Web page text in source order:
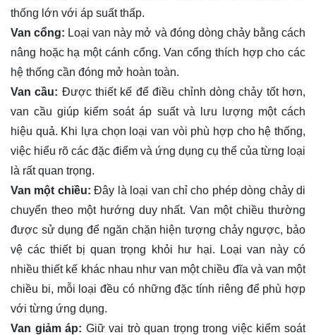
thống lớn với áp suất thấp.
Van cổng: Loại van này mở và đóng dòng chảy bằng cách
nâng hoặc hạ một cánh cổng. Van cổng thích hợp cho các
hệ thống cần đóng mở hoàn toàn.
Van cầu: Được thiết kế để điều chỉnh dòng chảy tốt hơn,
van cầu giúp kiểm soát áp suất và lưu lượng một cách
hiệu quả. Khi lựa chọn loại van vòi phù hợp cho hệ thống,
việc hiểu rõ các đặc điểm và ứng dụng cụ thể của từng loại
là rất quan trọng.
Van một chiều: Đây là loại van chỉ cho phép dòng chảy di
chuyển theo một hướng duy nhất. Van một chiều thường
được sử dụng để ngăn chặn hiện tượng chảy ngược, bảo
vệ các thiết bị quan trọng khỏi hư hại. Loại van này có
nhiều thiết kế khác nhau như van một chiều đĩa và van một
chiều bi, mỗi loại đều có những đặc tính riêng để phù hợp
với từng ứng dụng.
Van giảm áp: Giữ vai trò quan trọng trong việc kiểm soát